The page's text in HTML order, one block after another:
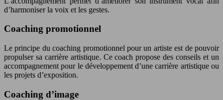
d’harmoniser la voix et les gestes.
Coaching promotionnel
Le principe du coaching promotionnel pour un artiste est de pouvoir
propulser sa carrière artistique. Ce coach propose des conseils et un
accompagnement pour le développement d’une carrière artistique ou
les projets d’exposition.
Coaching d’image